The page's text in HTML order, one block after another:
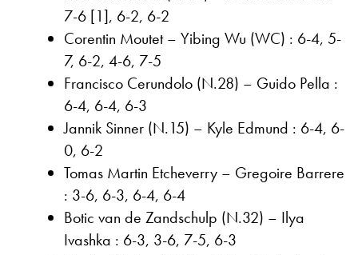
7-6 [1], 6-2, 6-2
Corentin Moutet – Yibing Wu (WC) : 6-4, 5-
7, 6-2, 4-6, 7-5
Francisco Cerundolo (N.28) – Guido Pella :
6-4, 6-4, 6-3
Jannik Sinner (N.15) – Kyle Edmund : 6-4, 6-
0, 6-2
Tomas Martin Etcheverry – Gregoire Barrere
: 3-6, 6-3, 6-4, 6-4
Botic van de Zandschulp (N.32) – Ilya
Ivashka : 6-3, 3-6, 7-5, 6-3